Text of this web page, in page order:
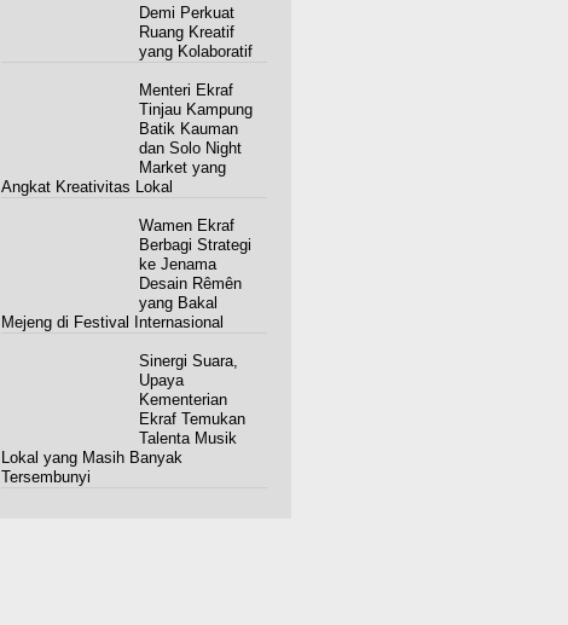
Demi Perkuat
Ruang Kreatif
yang Kolaboratif
Menteri Ekraf
Tinjau Kampung
Batik Kauman
dan Solo Night
Market yang
Angkat Kreativitas Lokal
Wamen Ekraf
Berbagi Strategi
ke Jenama
Desain Rêmên
yang Bakal
Mejeng di Festival Internasional
Sinergi Suara,
Upaya
Kementerian
Ekraf Temukan
Talenta Musik
Lokal yang Masih Banyak
Tersembunyi